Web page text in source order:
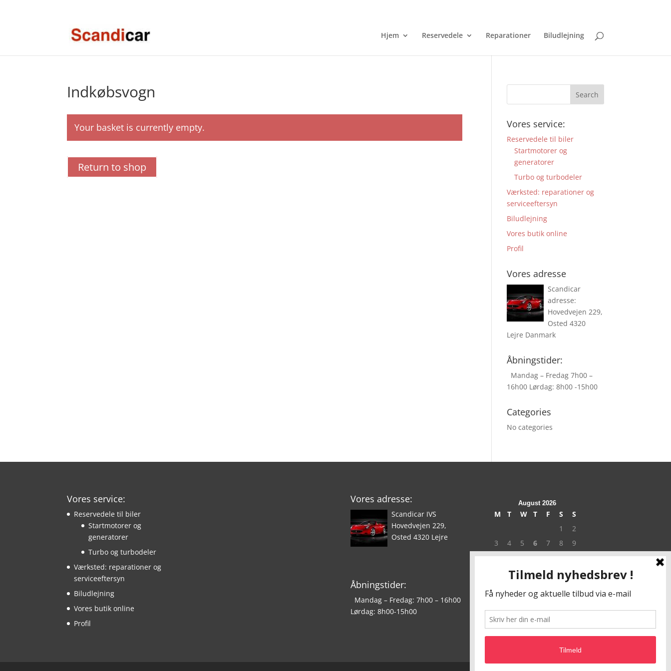
Hjem Reservedele Reparationer Biludlejning
Indkøbsvogn
Your basket is currently empty.
Return to shop
Vores service:
Reservedele til biler
Startmotorer og
generatorer
Turbo og turbodeler
Værksted: reparationer og
serviceeftersyn
Biludlejning
Vores butik online
Profil
Vores adresse
Scandicar
adresse:
Hovedvejen 229,
Osted 4320
Lejre Danmark
Åbningstider:
Mandag – Fredag 7h00 –
16h00 Lørdag: 8h00 -15h00
Categories
No categories
Vores service:
Reservedele til biler
Startmotorer og
generatorer
Turbo og turbodeler
Værksted: reparationer og
serviceeftersyn
Biludlejning
Vores butik online
Profil
Vores adresse:
Scandicar IVS
Hovedvejen 229,
Osted 4320 Lejre
Åbningstider:
Mandag – Fredag: 7h00 – 16h00
Lørdag: 8h00-15h00
August 2026
M T W T F S
S
1
2
3
4 5 6 7 8
9
10 11 12 13 14 15 16
18 19 20 21 22 23
31